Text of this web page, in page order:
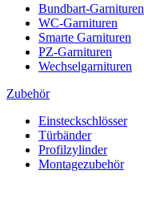
Bundbart-Garnituren
WC-Garnituren
Smarte Garnituren
PZ-Garnituren
Wechselgarnituren
Zubehör
Einsteckschlösser
Türbänder
Profilzylinder
Montagezubehör